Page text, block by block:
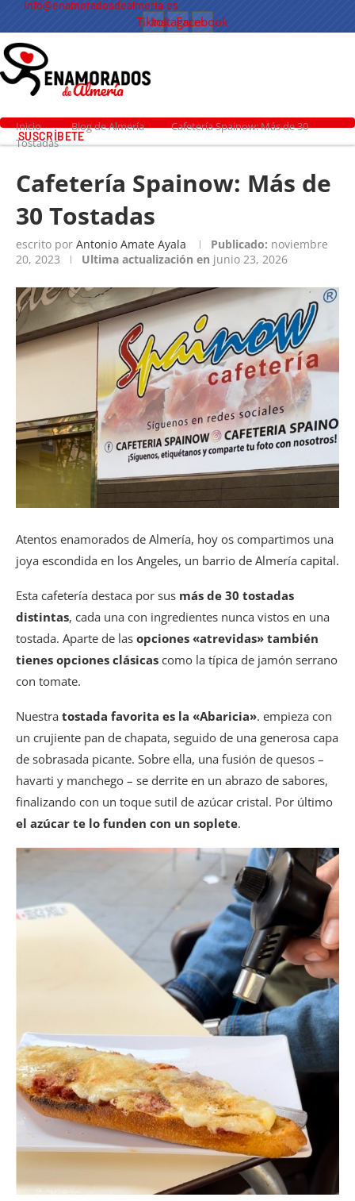
info@enamoradosdealmeria.es
Tiktok
Instagram
Facebook
SUSCRÍBETE
Inicio Blog de Almería
Cafetería Spainow: Más de 30
Tostadas
Cafetería Spainow: Más de
30 Tostadas
escrito por Antonio Amate Ayala Publicado: noviembre
20, 2023
Ultima actualización en junio 23, 2026
Atentos enamorados de Almería, hoy os compartimos una
joya escondida en los Angeles, un barrio de Almería capital.
Esta cafetería destaca por sus más de 30 tostadas
distintas, cada una con ingredientes nunca vistos en una
tostada. Aparte de las opciones «atrevidas» también
tienes opciones clásicas como la típica de jamón serrano
con tomate.
Nuestra tostada favorita es la «Abaricia». empieza con
un crujiente pan de chapata, seguido de una generosa capa
de sobrasada picante. Sobre ella, una fusión de quesos –
havarti y manchego – se derrite en un abrazo de sabores,
finalizando con un toque sutil de azúcar cristal. Por último
el azúcar te lo funden con un soplete.